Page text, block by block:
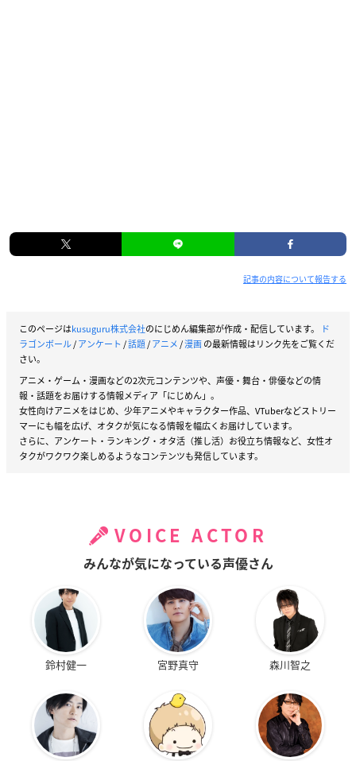
記事の内容について報告する
このページはkusuguru株式会社のにじめん編集部が作成・配信しています。
ド
ラゴンボール/アンケート /話題/アニメ/漫画の最新情報はリンク先をご覧くだ
さい。
アニメ・ゲーム・漫画などの2次元コンテンツや、声優・舞台・俳優などの情
報・話題をお届けする情報メディア「にじめん」。
女性向けアニメをはじめ、少年アニメやキャラクター作品、VTuberなどストリー
マーにも幅を広げ、オタクが気になる情報を幅広くお届けしています。
さらに、アンケート・ランキング・オタ活（推し活）お役立ち情報など、女性オ
タクがワクワク楽しめるようなコンテンツも発信しています。
VOICE ACTOR
みんなが気になっている声優さん
鈴村健一 宮野真守 森川智之